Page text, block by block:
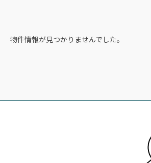
物件情報が見つかりませんでした。